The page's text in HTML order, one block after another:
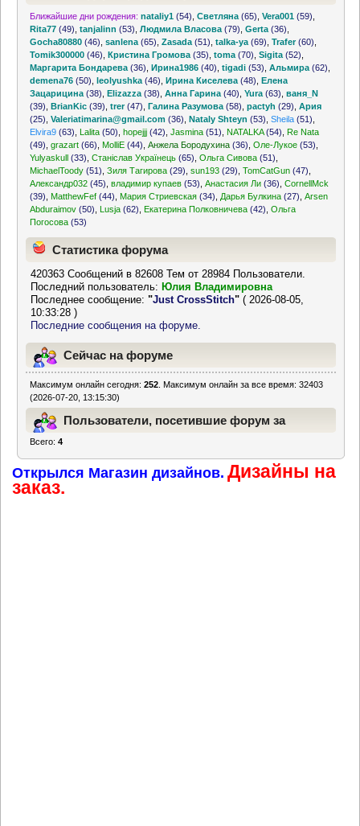
Ближайшие дни рождения: nataliy1 (54) ,Светляна (65) ,Vera001 (59)
Rita77 (49) ,tanjalinn (53) ,Людмила Власова (79) ,Gerta (36)
Gocha80880 (46) ,sanlena (65) ,Zasada (51) ,talka-ya (69) ,Trafer(60)
Tomik300000 (46) ,Кристина Громова (35) ,toma (70) ,Sigita (52)
Маргарита Бондарева (36) ,Ирина1986 (40) ,tigadi (53) ,Альмира (62)
demena76 (50) ,leolyushka (46) ,Ирина Киселева (48) ,Елена
Зацарицина (38) ,Elizazza (38) ,Анна Гарина (40) ,Yura (63) ,ваня_N
(39) ,BrianKic (39) ,trer(47) ,Галина Разумова (58) ,pactyh (29) ,Ария
(25) ,Valeriatimarina@gmail.com (36) ,Nataly Shteyn (53) ,Sheila (51)
Elvira9 (63) Lalita (50) ,hopejjj (42) ,Jasmina (51) NATALKA(54)
Re Nata
(49) ,grazart (66) MolliE (44) ,Анжела Бородухина (36) ,Оле-Лукое (53)
Yulyaskull (33) ,Станіслав Українець (65) ,Ольга Сивова (51)
MichaelToody (51) ,Зиля Тагирова (29) ,sun193 (29) ,TomCatGun (47)
Александр032 (45) ,владимир купаев (53) ,Анастасия Ли (36) ,CornellMck
(39)
MatthewFef (44) Мария Стриевская (34) Дарья Булкина (27) ,Arsen
Abduraimov (50) Lusja (62) Екатерина Полковничева (42) ,Ольга
Погосова (53)
Статистика форума
420363 Сообщений в 82608 Тем от 28984 Пользователи.
Последний пользователь: Юлия Владимировна
Последнее сообщение:"Just CrossStitch" ( 2026-08-05,
10:33:28 )
Последние сообщения на форуме.
Сейчас на форуме
Максимум онлайн сегодня:252 . Максимум онлайн за все время: 32403
(2026-07-20, 13:15:30)
Пользователи, посетившие форум за
Всего:4
Открылся Магазин дизайнов. Дизайны на
заказ.